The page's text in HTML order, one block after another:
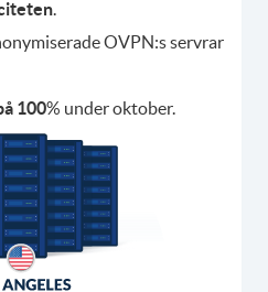
.
OVPN:s servrar
100% under oktober.